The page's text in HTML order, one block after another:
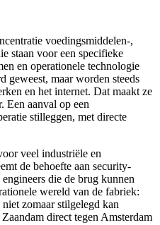
voedingsmiddelen-,
staan voor een specifieke
en operationele technologie
geweest, maar worden steeds
en het internet. Dat maakt ze
Een aanval op een
stilleggen, met directe
veel industriële en
de behoefte aan security-
die de brug kunnen
wereld van de fabriek:
zomaar stilgelegd kan
direct tegen Amsterdam